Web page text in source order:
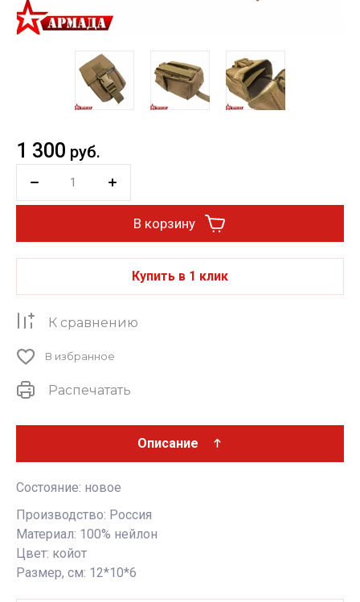
1 300 руб.
В корзину
Купить в 1 клик
К сравнению
В избранное
Распечатать
Описание
Состояние: новое
Производство: Россия
Материал: 100% нейлон
Цвет: койот
Размер, см: 12*10*6